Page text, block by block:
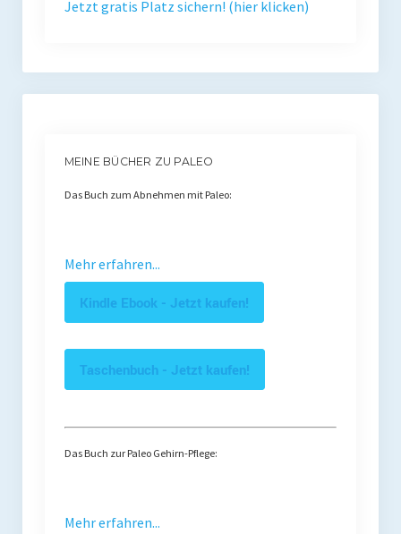
Jetzt gratis Platz sichern! (hier klicken)
MEINE BÜCHER ZU PALEO
Das Buch zum Abnehmen mit Paleo:
Mehr erfahren...
Kindle Ebook - Jetzt kaufen!
Taschenbuch - Jetzt kaufen!
Das Buch zur Paleo Gehirn-Pflege:
Mehr erfahren...